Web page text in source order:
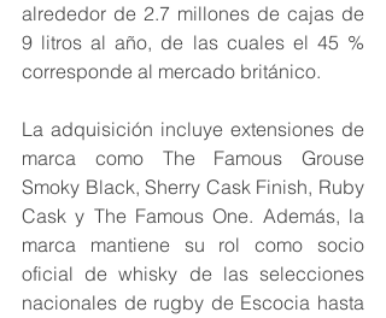
alrededor de 2.7 millones de cajas de
9 litros al año, de las cuales el 45 %
corresponde al mercado británico.
La adquisición incluye extensiones de
marca como The Famous Grouse
Smoky Black, Sherry Cask Finish, Ruby
Cask y The Famous One. Además, la
marca mantiene su rol como socio
oficial de whisky de las selecciones
nacionales de rugby de Escocia hasta